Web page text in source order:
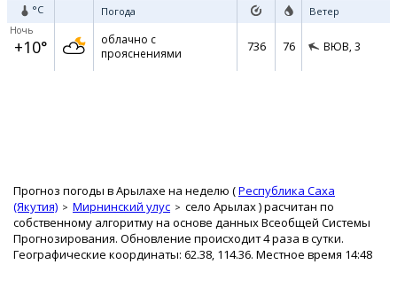
°C Погода Ветер
Ночь
+10°
облачно с
прояснениями
736 76 ВЮВ, 3
Прогноз погоды в Арылахе на неделю (Республика Саха
(Якутия)
Мирнинский улус село Арылах) расчитан по
собственному алгоритму на основе данных Всеобщей Системы
Прогнозирования. Обновление происходит 4 раза в сутки.
Географические координаты: 62.38, 114.36. Местное время 14:48